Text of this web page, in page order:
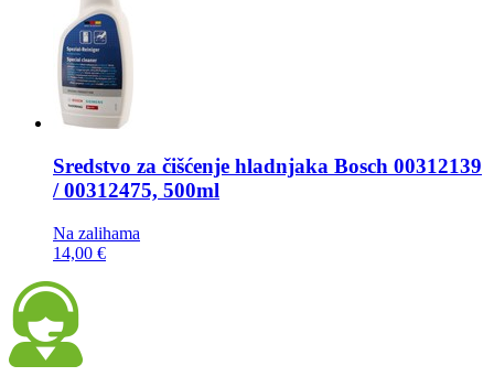
Sredstvo za čišćenje hladnjaka Bosch 00312139
/ 00312475, 500ml
Na zalihama
14,00 €